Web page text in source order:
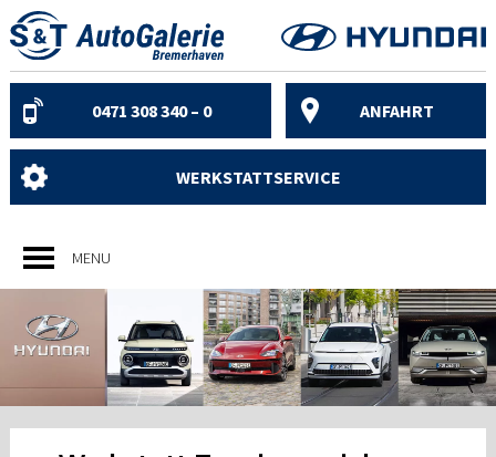
Skip
to
content
0471 308 340 – 0 ANFAHRT
WERKSTATTSERVICE
MENU